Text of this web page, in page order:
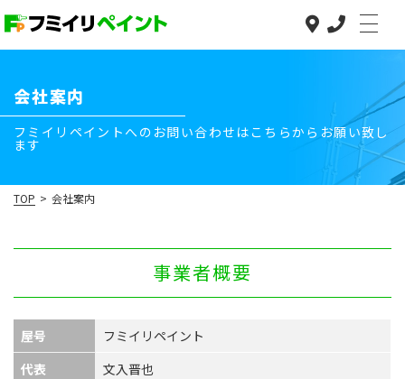
３つの安心
塗装コラム
よくある質問
TOP
施工の流れ
塗装コラム
会社案内
フミイリペイントへのお問い合わせはこちらからお願い致し
ます
TOP > 会社案内
事業者概要
屋号
フミイリペイント
代表
文入晋也